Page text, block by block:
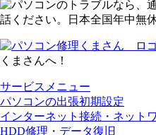
くまさんへ！
サービスメニュー
パソコンの出張初期設定
インターネット接続・ネット
HDD修理・データ復旧